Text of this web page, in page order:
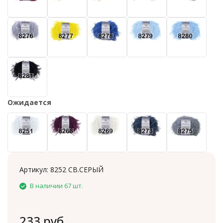
Ожидается
Артикул: 8252 СВ.СЕРЫЙ
В наличии 67 шт.